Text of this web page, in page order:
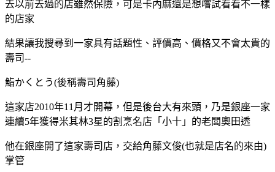
去以前去過的店雖然保險，可是卡內麻還是想嚐試看看不一樣
的店家
結果讓我搜尋到一家具有話題性、評價高、價格又不會太貴的
壽司--
鮨かくとう(後稱壽司角藤)
這家店2010年11月才開幕，但是後台大有來頭，乃是銀座一家
連續5年獲得米其林3星的割烹名店「小十」的老闆奧田透
他在銀座開了這家壽司店，交給角藤文俊(也就是店名的來由)
掌管